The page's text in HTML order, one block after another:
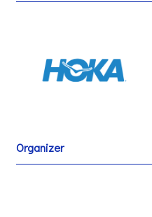
Organizer